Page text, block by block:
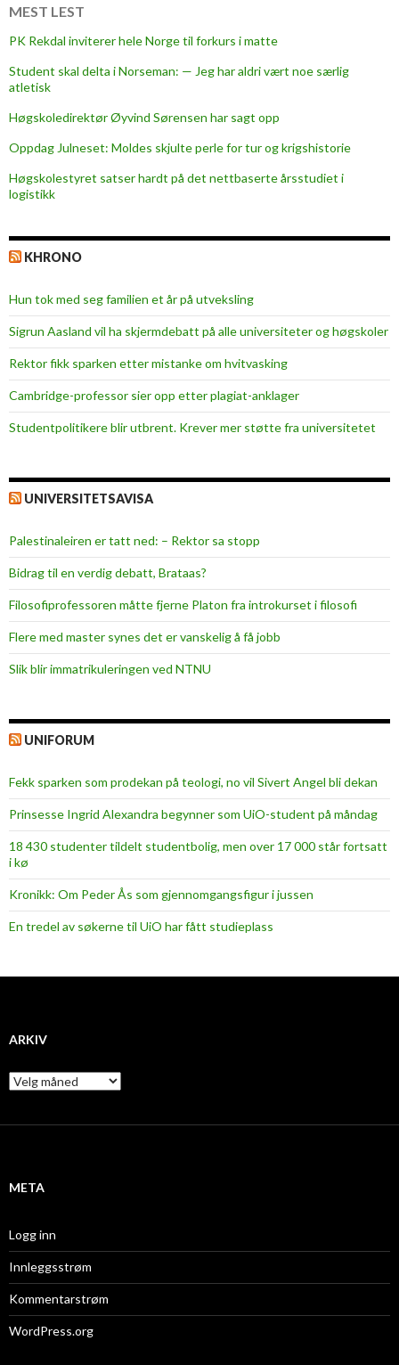
MEST LEST
PK Rekdal inviterer hele Norge til forkurs i matte
Student skal delta i Norseman: — Jeg har aldri vært noe særlig
atletisk
Høgskoledirektør Øyvind Sørensen har sagt opp
Oppdag Julneset: Moldes skjulte perle for tur og krigshistorie
Høgskolestyret satser hardt på det nettbaserte årsstudiet i
logistikk
KHRONO
Hun tok med seg familien et år på utveksling
Sigrun Aasland vil ha skjerm­debatt på alle universiteter og høgskoler
Rektor fikk sparken etter mistanke om hvitvasking
Cambridge-professor sier opp etter plagiat-anklager
Studentpolitikere blir utbrent. Krever mer støtte fra universitetet
UNIVERSITETSAVISA
Palestinaleiren er tatt ned: – Rektor sa stopp
Bidrag til en verdig debatt, Brataas?
Filosofiprofessoren måtte fjerne Platon fra introkurset i filosofi
Flere med master synes det er vanskelig å få jobb
Slik blir immatrikuleringen ved NTNU
UNIFORUM
Fekk sparken som prodekan på teologi, no vil Sivert Angel bli dekan
Prinsesse Ingrid Alexandra begynner som UiO-student på måndag
18 430 studenter tildelt studentbolig, men over 17 000 står fortsatt
i kø
Kronikk: Om Peder Ås som gjennomgangsfigur i jussen
En tredel av søkerne til UiO har fått studieplass
ARKIV
A
r
i
META
Logg inn
Innleggsstrøm
Kommentarstrøm
WordPress.org